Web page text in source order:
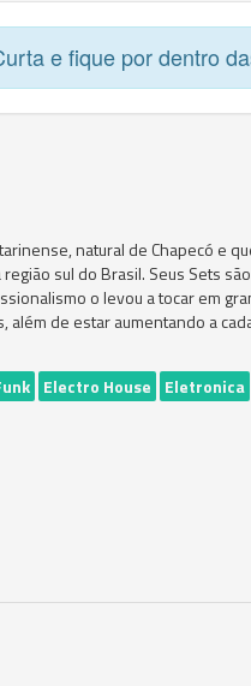
e fique por dentro
natural de Chapecó e
sul do Brasil. Seus Sets
o levou a tocar em
além de estar aumentando a
Electro House Eletronica